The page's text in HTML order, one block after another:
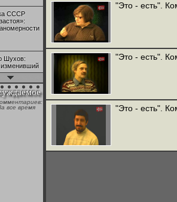
СССР
Шухов:
на
"Не
все время
"Это - есть".
"Это - есть".
"Это - есть".